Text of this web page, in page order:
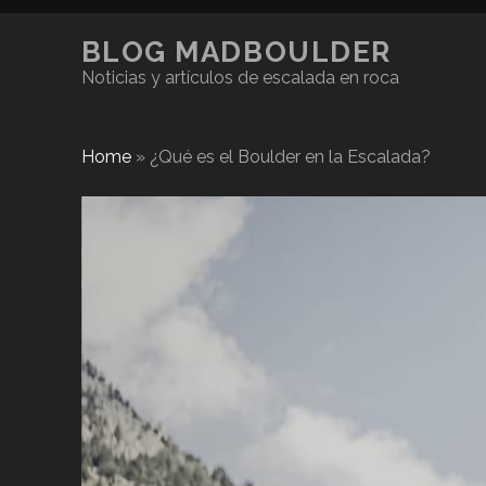
BLOG MADBOULDER
Noticias y artículos de escalada en roca
Home» ¿Qué es el Boulder en la Escalada?